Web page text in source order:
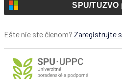
SPU/TUZVO
Ešte nie ste členom? Zaregistrujte